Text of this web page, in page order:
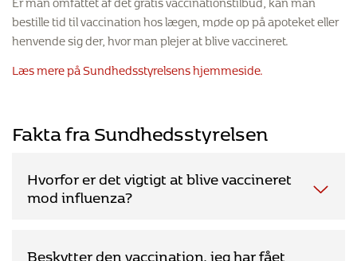
bestille tid til vaccination hos lægen, møde op på apoteket eller
henvende sig der, hvor man plejer at blive vaccineret.
Læs mere på Sundhedsstyrelsens hjemmeside.
Fakta fra Sundhedsstyrelsen
Hvorfor er det vigtigt at blive vaccineret
mod influenza?
Hver vinter bliver mange mennesker i Danmark ramt af
Beskytter den vaccination, jeg har fået